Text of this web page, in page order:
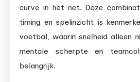
curve in het net. Deze
timing en spelinzicht is
voetbal, waarin snelheid alleen
mentale scherpte en
belangrijk.